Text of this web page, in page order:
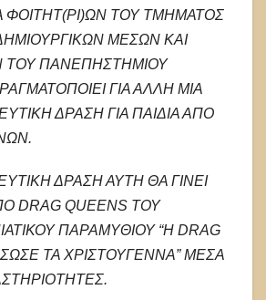
ΦΟΙΤΗΤ(ΡΙ)ΩΝ ΤΟΥ ΤΜΗΜΑΤΟΣ
ΜΕΣΩΝ ΚΑΙ
ΤΟΥ ΠΑΝΕΠΗΣΤΗΜΙΟΥ
ΓΙΑ ΑΛΛΗ ΜΙΑ
ΔΡΑΣΗ ΓΙΑ ΠΑΙΔΙΑ ΑΠΟ
ΔΡΑΣΗ ΑΥΤΗ ΘΑ ΓΙΝΕΙ
DRAG QUEENS ΤΟΥ
ΠΑΡΑΜΥΘΙΟΥ “Η DRAG
ΤΑ ΧΡΙΣΤΟΥΓΕΝΝΑ” ΜΕΣΑ